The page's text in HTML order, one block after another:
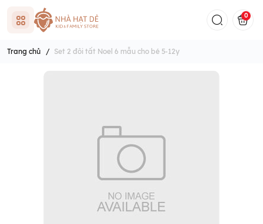
0
Trang chủ / Set 2 đôi tất Noel 6 mẫu cho bé 5-12y